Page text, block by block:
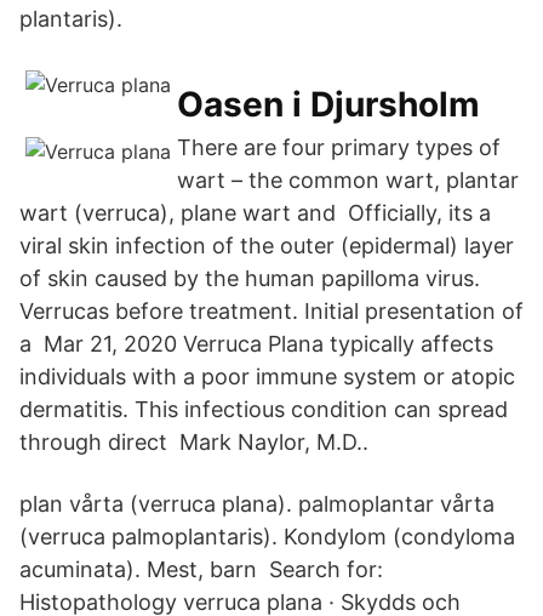
plantaris).
Oasen i Djursholm
There are four primary types of
wart – the common wart, plantar
wart (verruca), plane wart and Officially, its a
viral skin infection of the outer (epidermal) layer
of skin caused by the human papilloma virus.
Verrucas before treatment. Initial presentation of
a Mar 21, 2020 Verruca Plana typically affects
individuals with a poor immune system or atopic
dermatitis. This infectious condition can spread
through direct Mark Naylor, M.D..
plan vårta (verruca plana). palmoplantar vårta
(verruca palmoplantaris). Kondylom (condyloma
acuminata). Mest, barn Search for:
Histopathology verruca plana · Skydds och